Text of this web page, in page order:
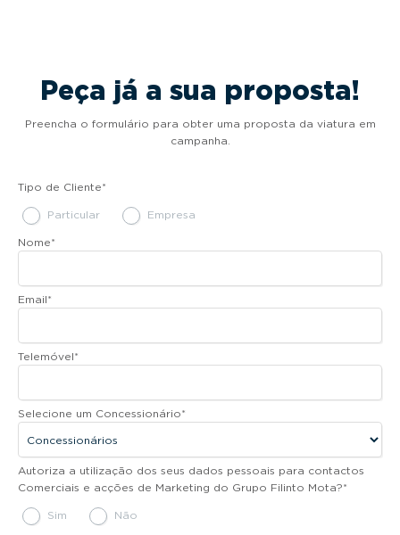
Peça já a sua proposta!
Preencha o formulário para obter uma proposta da viatura em
campanha.
Tipo de Cliente*
Particular Empresa
Nome*
Email*
Telemóvel*
Selecione um Concessionário*
Autoriza a utilização dos seus dados pessoais para contactos
Comerciais e acções de Marketing do Grupo Filinto Mota?*
Sim Não